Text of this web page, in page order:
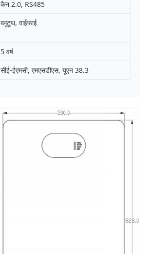
कैन 2.0, RS485
ब्लूटूथ, वाईफाई
5 वर्ष
सीई-ईएमसी, एमएसडीएस, यूएन 38.3